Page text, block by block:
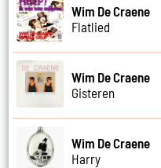
Wim De Craene
Flatlied
Wim De Craene
Gisteren
Wim De Craene
Harry